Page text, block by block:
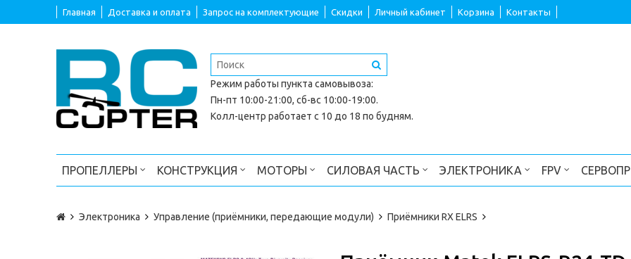
Главная Доставка и оплата Запрос на комплектующие Скидки Личный кабинет Корзина Контакты
Режим работы пункта самовывоза:
Пн-пт 10:00-21:00, сб-вс 10:00-19:00.
Колл-центр работает с 10 до 18 по будням.
ПРОПЕЛЛЕРЫ КОНСТРУКЦИЯ МОТОРЫ СИЛОВАЯ ЧАСТЬ ЭЛЕКТРОНИКА FPV
Электроника Управление (приёмники, передающие модули) Приёмники RX ELRS